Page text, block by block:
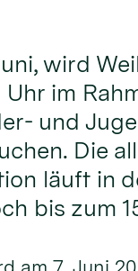
wird
Uhr im
und
Die
läuft in
bis zum